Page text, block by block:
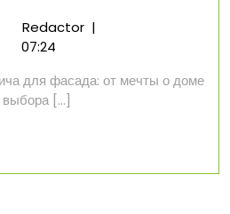
RedactorМой
кирпичного
|
07:24
для фасада: от мечты о доме
выбора [...]